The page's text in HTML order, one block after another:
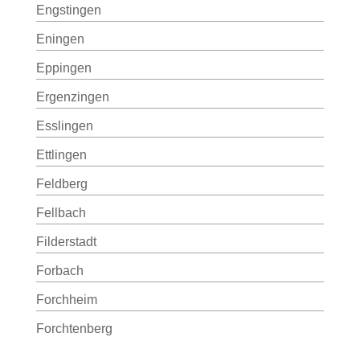
Engstingen
Eningen
Eppingen
Ergenzingen
Esslingen
Ettlingen
Feldberg
Fellbach
Filderstadt
Forbach
Forchheim
Forchtenberg